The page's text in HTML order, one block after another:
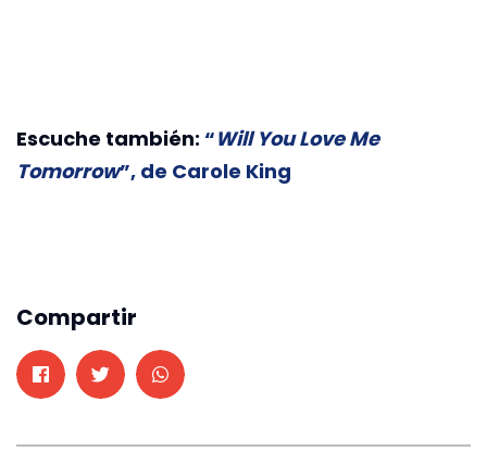
Escuche también: “Will You Love Me
Tomorrow”, de Carole King
Compartir